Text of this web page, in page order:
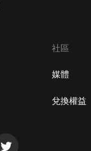
社區
媒體
兌換權益